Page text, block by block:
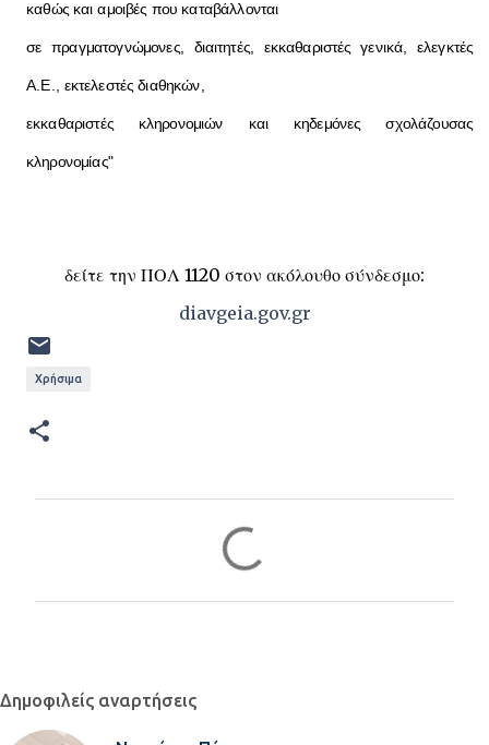
καθώς και αμοιβές που καταβάλλονται
σε πραγματογνώμονες, διαιτητές, εκκαθαριστές γενικά, ελεγκτές
Α.Ε., εκτελεστές διαθηκών,
εκκαθαριστές κληρονομιών και κηδεμόνες σχολάζουσας
κληρονομίας"
δείτε την ΠΟΛ 1120 στον ακόλουθο σύνδεσμο:
diavgeia.gov.gr
Χρήσιμα
Δημοφιλείς αναρτήσεις